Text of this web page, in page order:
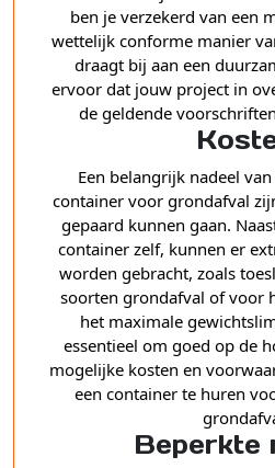
ben je verzekerd van een
wettelijk conforme manier
draagt bij aan een
ervoor dat jouw project in
de geldende
Een belangrijk nadeel
container voor grondafval
gepaard kunnen gaan.
container zelf, kunnen er
worden gebracht, zoals
soorten grondafval of voor
het maximale
essentieel om goed op de
mogelijke kosten en
een container te huren
Beperkte